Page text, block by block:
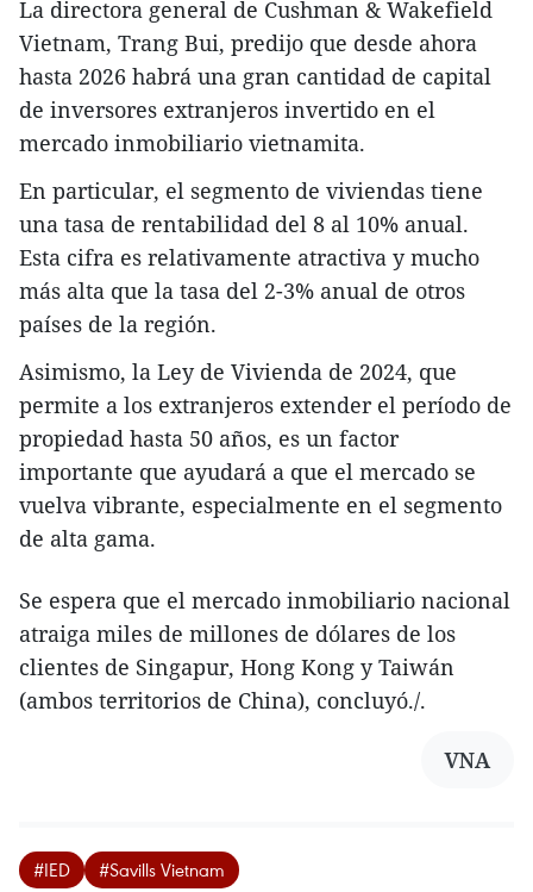
La directora general de Cushman & Wakefield
Vietnam, Trang Bui, predijo que desde ahora
hasta 2026 habrá una gran cantidad de capital
de inversores extranjeros invertido en el
mercado inmobiliario vietnamita.
En particular, el segmento de viviendas tiene
una tasa de rentabilidad del 8 al 10% anual.
Esta cifra es relativamente atractiva y mucho
más alta que la tasa del 2-3% anual de otros
países de la región.
Asimismo, la Ley de Vivienda de 2024, que
permite a los extranjeros extender el período de
propiedad hasta 50 años, es un factor
importante que ayudará a que el mercado se
vuelva vibrante, especialmente en el segmento
de alta gama.
Se espera que el mercado inmobiliario nacional
atraiga miles de millones de dólares de los
clientes de Singapur, Hong Kong y Taiwán
(ambos territorios de China), concluyó./.
VNA
#IED #Savills Vietnam